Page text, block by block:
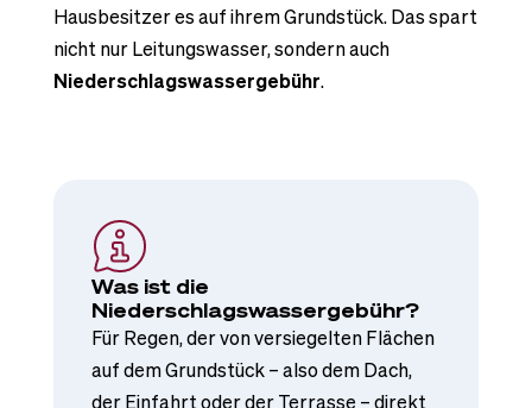
Hausbesitzer es auf ihrem Grundstück. Das spart
nicht nur Leitungswasser, sondern auch
Niederschlagswassergebühr.
Was ist die
Niederschlagswassergebühr?
Für Regen, der von versiegelten Flächen
auf dem Grundstück – also dem Dach,
der Einfahrt oder der Terrasse – direkt